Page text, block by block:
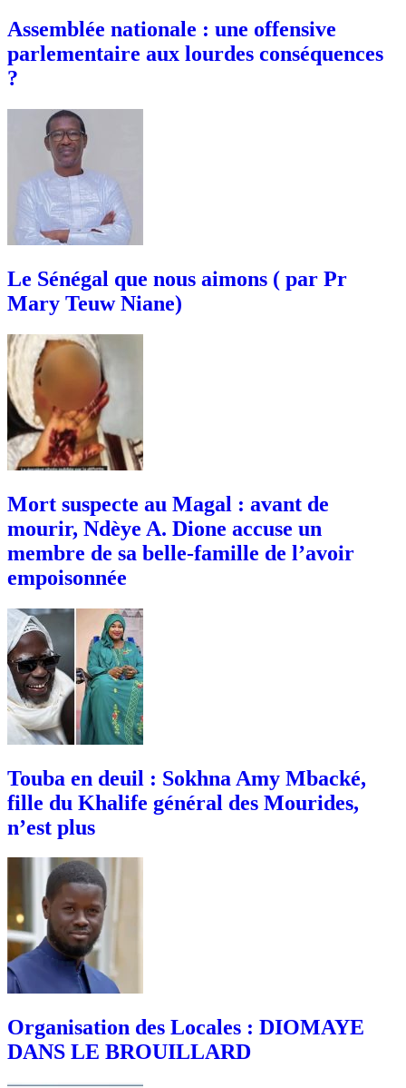
Assemblée nationale : une offensive
parlementaire aux lourdes conséquences
?
Le Sénégal que nous aimons ( par Pr
Mary Teuw Niane)
Mort suspecte au Magal : avant de
mourir, Ndèye A. Dione accuse un
membre de sa belle-famille de l’avoir
empoisonnée
Touba en deuil : Sokhna Amy Mbacké,
fille du Khalife général des Mourides,
n’est plus
Organisation des Locales : DIOMAYE
DANS LE BROUILLARD